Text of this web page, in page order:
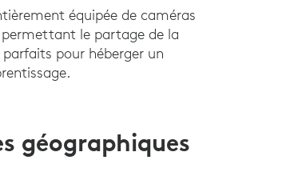
équipée de caméras
permettant le partage de la
pour héberger un
géographiques